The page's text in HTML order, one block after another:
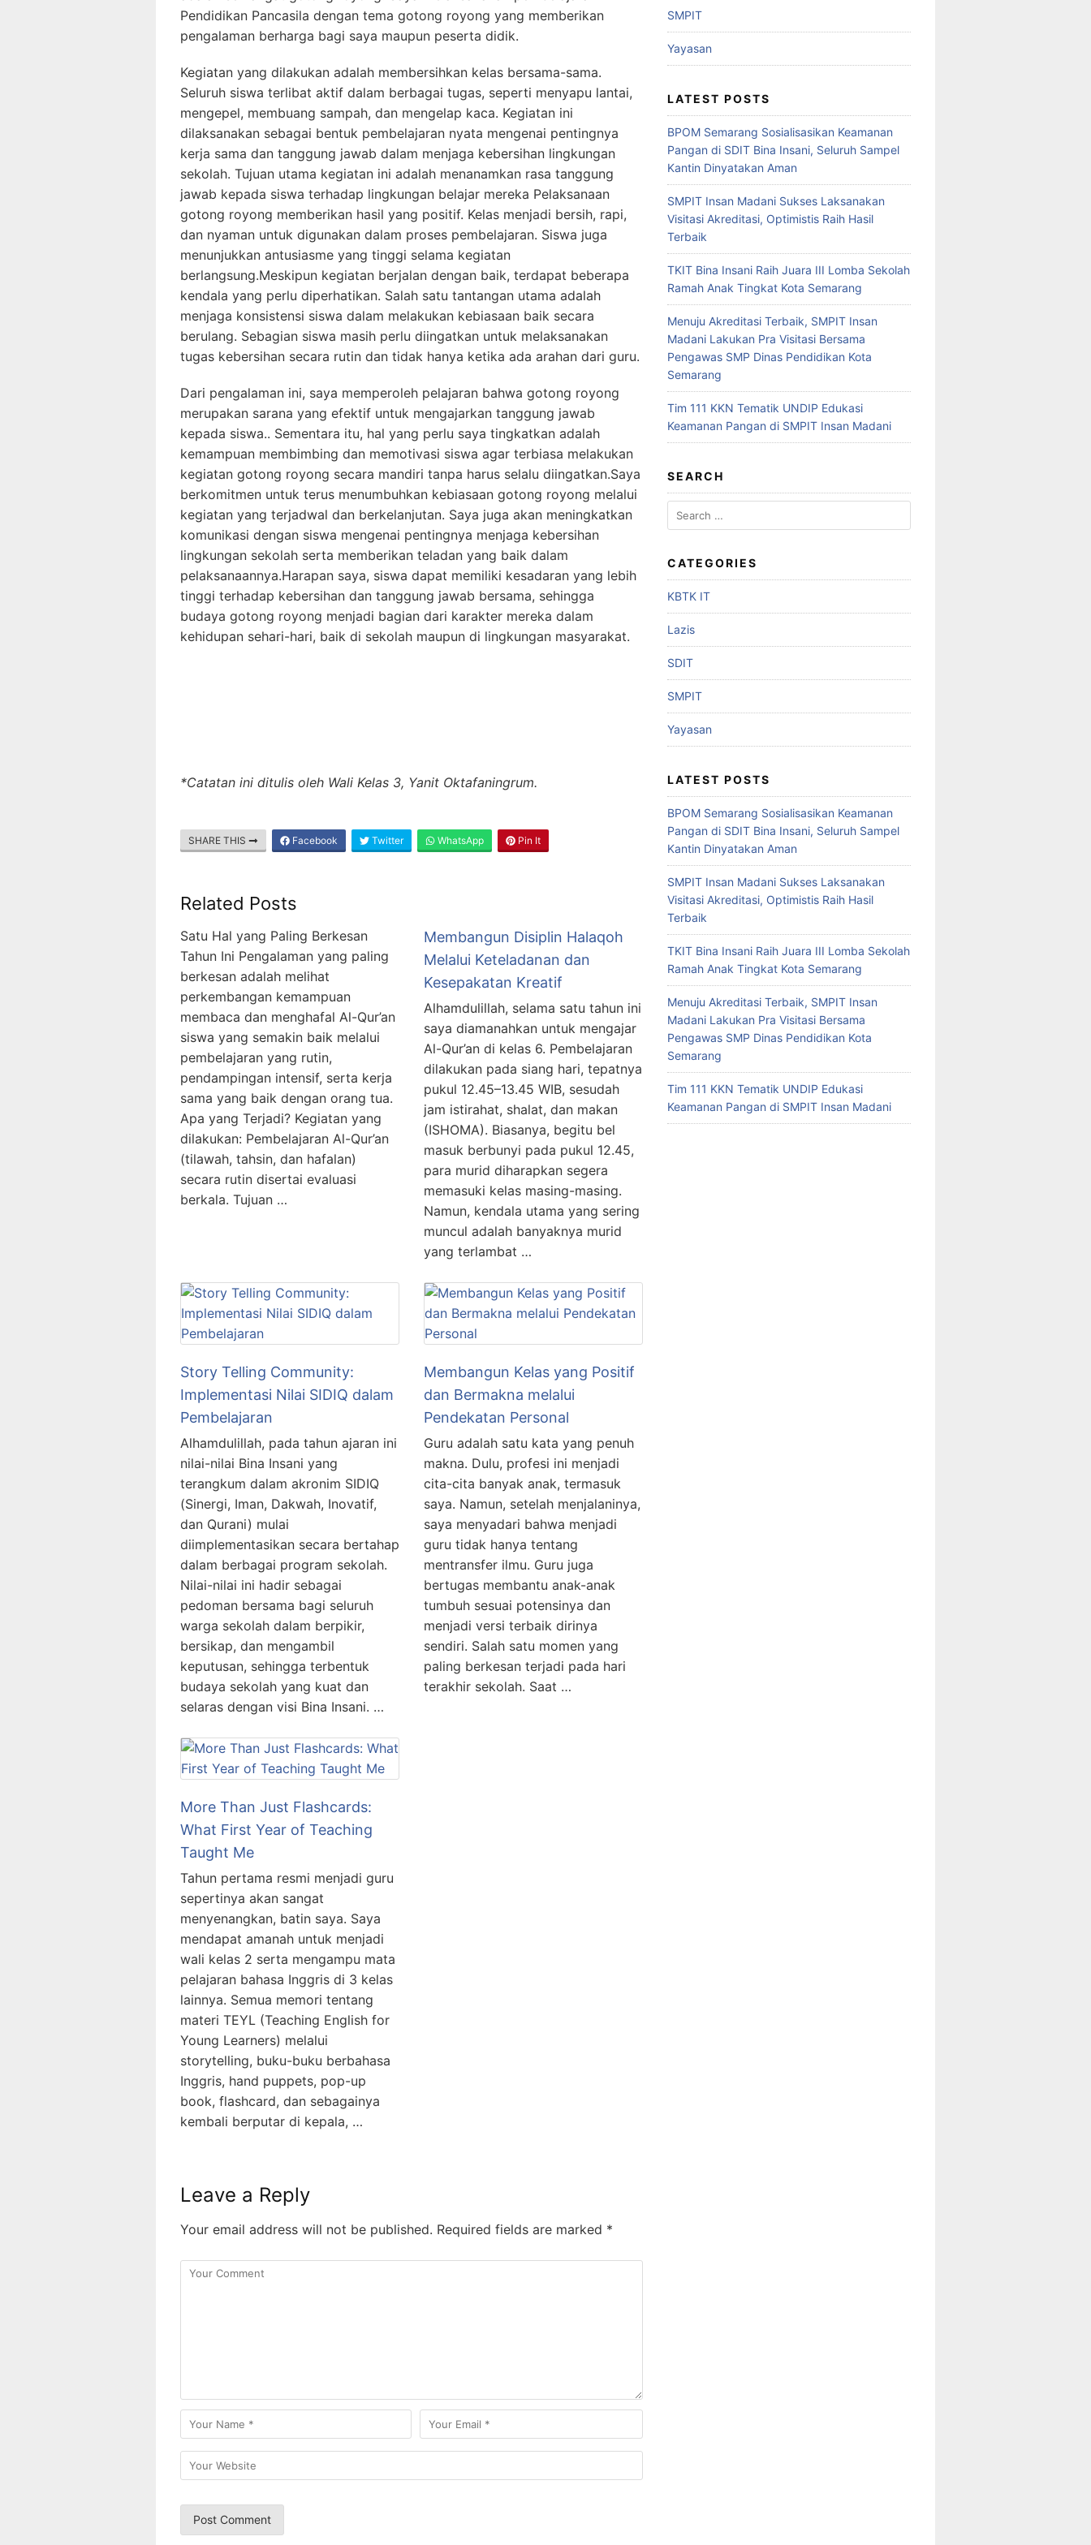
Pendidikan Pancasila dengan tema gotong royong yang memberikan
pengalaman berharga bagi saya maupun peserta didik.
Kegiatan yang dilakukan adalah membersihkan kelas bersama-sama.
Seluruh siswa terlibat aktif dalam berbagai tugas, seperti menyapu lantai,
mengepel, membuang sampah, dan mengelap kaca. Kegiatan ini
dilaksanakan sebagai bentuk pembelajaran nyata mengenai pentingnya
kerja sama dan tanggung jawab dalam menjaga kebersihan lingkungan
sekolah. Tujuan utama kegiatan ini adalah menanamkan rasa tanggung
jawab kepada siswa terhadap lingkungan belajar mereka Pelaksanaan
gotong royong memberikan hasil yang positif. Kelas menjadi bersih, rapi,
dan nyaman untuk digunakan dalam proses pembelajaran. Siswa juga
menunjukkan antusiasme yang tinggi selama kegiatan
berlangsung.Meskipun kegiatan berjalan dengan baik, terdapat beberapa
kendala yang perlu diperhatikan. Salah satu tantangan utama adalah
menjaga konsistensi siswa dalam melakukan kebiasaan baik secara
berulang. Sebagian siswa masih perlu diingatkan untuk melaksanakan
tugas kebersihan secara rutin dan tidak hanya ketika ada arahan dari guru.
Dari pengalaman ini, saya memperoleh pelajaran bahwa gotong royong
merupakan sarana yang efektif untuk mengajarkan tanggung jawab
kepada siswa.. Sementara itu, hal yang perlu saya tingkatkan adalah
kemampuan membimbing dan memotivasi siswa agar terbiasa melakukan
kegiatan gotong royong secara mandiri tanpa harus selalu diingatkan.Saya
berkomitmen untuk terus menumbuhkan kebiasaan gotong royong melalui
kegiatan yang terjadwal dan berkelanjutan. Saya juga akan meningkatkan
komunikasi dengan siswa mengenai pentingnya menjaga kebersihan
lingkungan sekolah serta memberikan teladan yang baik dalam
pelaksanaannya.Harapan saya, siswa dapat memiliki kesadaran yang lebih
tinggi terhadap kebersihan dan tanggung jawab bersama, sehingga
budaya gotong royong menjadi bagian dari karakter mereka dalam
kehidupan sehari-hari, baik di sekolah maupun di lingkungan masyarakat.
*Catatan ini ditulis oleh Wali Kelas 3, Yanit Oktafaningrum.
SHARE THIS Facebook Twitter WhatsApp Pin It
Related Posts
Satu Hal yang Paling Berkesan
Tahun Ini Pengalaman yang paling
berkesan adalah melihat
perkembangan kemampuan
membaca dan menghafal Al-Qur’an
siswa yang semakin baik melalui
pembelajaran yang rutin,
pendampingan intensif, serta kerja
sama yang baik dengan orang tua.
Apa yang Terjadi? Kegiatan yang
dilakukan: Pembelajaran Al-Qur’an
(tilawah, tahsin, dan hafalan)
secara rutin disertai evaluasi
berkala. Tujuan …
Membangun Disiplin Halaqoh
Melalui Keteladanan dan
Kesepakatan Kreatif
Alhamdulillah, selama satu tahun ini
saya diamanahkan untuk mengajar
Al-Qur’an di kelas 6. Pembelajaran
dilakukan pada siang hari, tepatnya
pukul 12.45–13.45 WIB, sesudah
jam istirahat, shalat, dan makan
(ISHOMA). Biasanya, begitu bel
masuk berbunyi pada pukul 12.45,
para murid diharapkan segera
memasuki kelas masing-masing.
Namun, kendala utama yang sering
muncul adalah banyaknya murid
yang terlambat …
Story Telling Community:
Implementasi Nilai SIDIQ dalam
Pembelajaran
Alhamdulillah, pada tahun ajaran ini
nilai-nilai Bina Insani yang
terangkum dalam akronim SIDIQ
(Sinergi, Iman, Dakwah, Inovatif,
dan Qurani) mulai
diimplementasikan secara bertahap
dalam berbagai program sekolah.
Nilai-nilai ini hadir sebagai
pedoman bersama bagi seluruh
warga sekolah dalam berpikir,
bersikap, dan mengambil
keputusan, sehingga terbentuk
budaya sekolah yang kuat dan
selaras dengan visi Bina Insani. …
Membangun Kelas yang Positif
dan Bermakna melalui
Pendekatan Personal
Guru adalah satu kata yang penuh
makna. Dulu, profesi ini menjadi
cita-cita banyak anak, termasuk
saya. Namun, setelah menjalaninya,
saya menyadari bahwa menjadi
guru tidak hanya tentang
mentransfer ilmu. Guru juga
bertugas membantu anak-anak
tumbuh sesuai potensinya dan
menjadi versi terbaik dirinya
sendiri. Salah satu momen yang
paling berkesan terjadi pada hari
terakhir sekolah. Saat …
More Than Just Flashcards:
What First Year of Teaching
Taught Me
Tahun pertama resmi menjadi guru
sepertinya akan sangat
menyenangkan, batin saya. Saya
mendapat amanah untuk menjadi
wali kelas 2 serta mengampu mata
pelajaran bahasa Inggris di 3 kelas
lainnya. Semua memori tentang
materi TEYL (Teaching English for
Young Learners) melalui
storytelling, buku-buku berbahasa
Inggris, hand puppets, pop-up
book, flashcard, dan sebagainya
kembali berputar di kepala, …
Leave a Reply
Your email address will not be published. Required fields are marked *
SMPIT
Yayasan
LATEST POSTS
BPOM Semarang Sosialisasikan Keamanan
Pangan di SDIT Bina Insani, Seluruh Sampel
Kantin Dinyatakan Aman
SMPIT Insan Madani Sukses Laksanakan
Visitasi Akreditasi, Optimistis Raih Hasil
Terbaik
TKIT Bina Insani Raih Juara III Lomba Sekolah
Ramah Anak Tingkat Kota Semarang
Menuju Akreditasi Terbaik, SMPIT Insan
Madani Lakukan Pra Visitasi Bersama
Pengawas SMP Dinas Pendidikan Kota
Semarang
Tim 111 KKN Tematik UNDIP Edukasi
Keamanan Pangan di SMPIT Insan Madani
SEARCH
CATEGORIES
KBTK IT
Lazis
SDIT
SMPIT
Yayasan
LATEST POSTS
BPOM Semarang Sosialisasikan Keamanan
Pangan di SDIT Bina Insani, Seluruh Sampel
Kantin Dinyatakan Aman
SMPIT Insan Madani Sukses Laksanakan
Visitasi Akreditasi, Optimistis Raih Hasil
Terbaik
TKIT Bina Insani Raih Juara III Lomba Sekolah
Ramah Anak Tingkat Kota Semarang
Menuju Akreditasi Terbaik, SMPIT Insan
Madani Lakukan Pra Visitasi Bersama
Pengawas SMP Dinas Pendidikan Kota
Semarang
Tim 111 KKN Tematik UNDIP Edukasi
Keamanan Pangan di SMPIT Insan Madani